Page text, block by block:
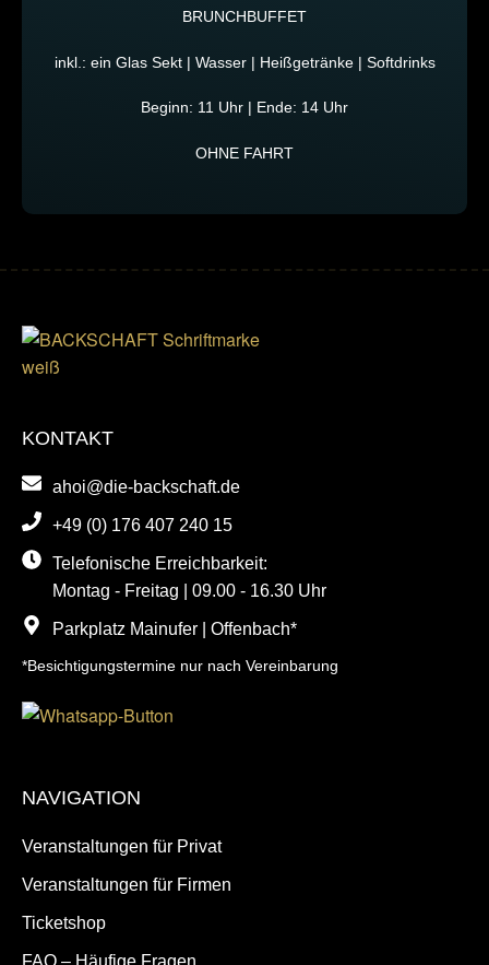
BRUNCHBUFFET
inkl.: ein Glas Sekt | Wasser | Heißgetränke | Softdrinks
Beginn: 11 Uhr | Ende: 14 Uhr
OHNE FAHRT
KONTAKT
ahoi@die-backschaft.de
+49 (0) 176 407 240 15
Telefonische Erreichbarkeit:
Montag - Freitag | 09.00 - 16.30 Uhr
Parkplatz Mainufer | Offenbach*
*Besichtigungstermine nur nach Vereinbarung
NAVIGATION
Veranstaltungen für Privat
Veranstaltungen für Firmen
Ticketshop